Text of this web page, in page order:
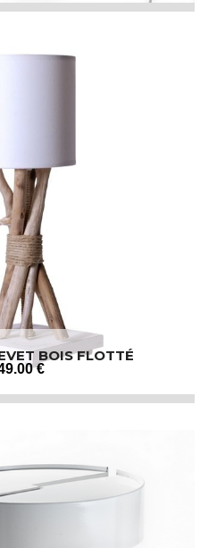
BOIS FLOTTÉ
.00 €